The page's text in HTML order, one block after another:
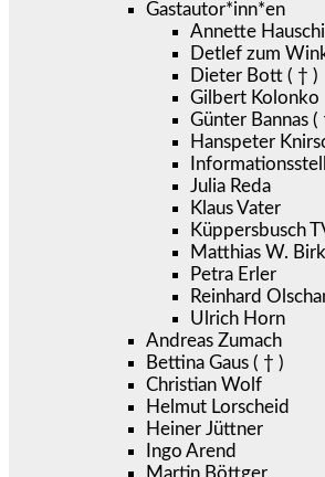
Gastautor*inn*en
Annette
Detlef zum
Dieter Bott ( † )
Gilbert Kolonko
Günter Bannas (
Hanspeter
Julia Reda
Klaus Vater
Küppersbusch
Matthias W.
Petra Erler
Reinhard
Ulrich Horn
Andreas Zumach
Bettina Gaus ( † )
Christian Wolf
Helmut Lorscheid
Heiner Jüttner
Ingo Arend
Martin Böttger